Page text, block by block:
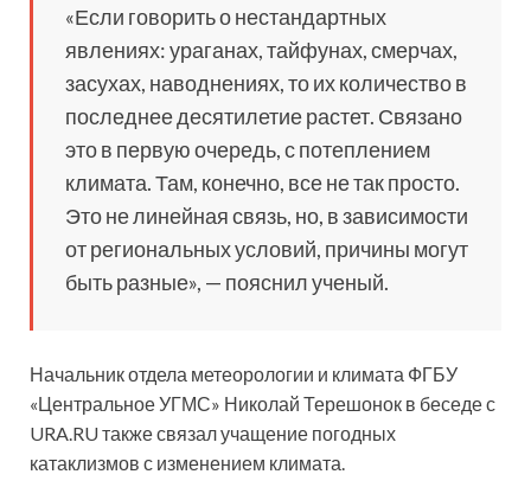
«Если говорить о нестандартных
явлениях: ураганах, тайфунах, смерчах,
засухах, наводнениях, то их количество в
последнее десятилетие растет. Связано
это в первую очередь, с потеплением
климата. Там, конечно, все не так просто.
Это не линейная связь, но, в зависимости
от региональных условий, причины могут
быть разные», — пояснил ученый.
Начальник отдела метеорологии и климата ФГБУ
«Центральное УГМС» Николай Терешонок в беседе с
URA.RU также связал учащение погодных
катаклизмов с изменением климата.